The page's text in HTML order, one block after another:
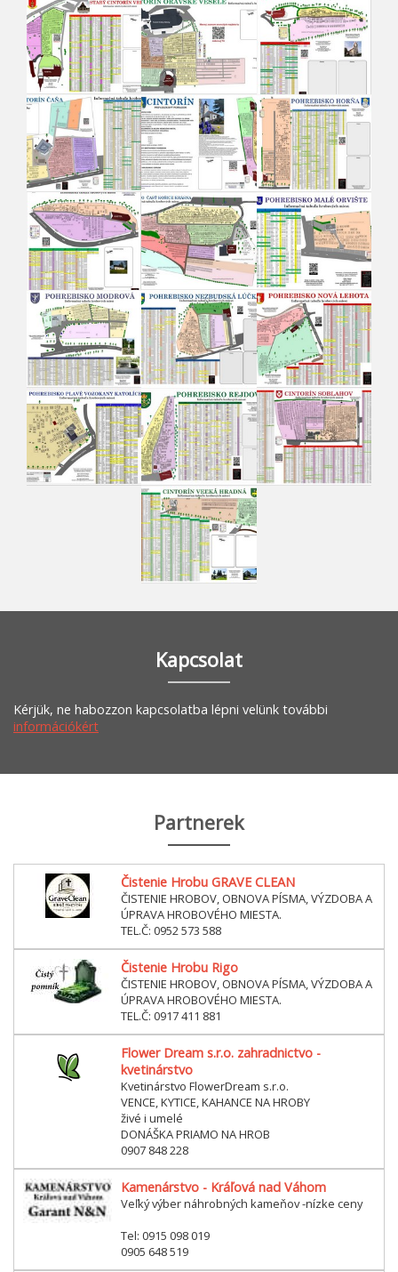
Kapcsolat
Kérjük, ne habozzon kapcsolatba lépni velünk további
információkért
Partnerek
Čistenie Hrobu GRAVE CLEAN
ČISTENIE HROBOV, OBNOVA PÍSMA, VÝZDOBA A
ÚPRAVA HROBOVÉHO MIESTA.
TEL.Č: 0952 573 588
Čistenie Hrobu Rigo
ČISTENIE HROBOV, OBNOVA PÍSMA, VÝZDOBA A
ÚPRAVA HROBOVÉHO MIESTA.
TEL.Č: 0917 411 881
Flower Dream s.r.o. zahradnictvo -
kvetinárstvo
Kvetinárstvo FlowerDream s.r.o.
VENCE, KYTICE, KAHANCE NA HROBY
živé i umelé
DONÁŠKA PRIAMO NA HROB
0907 848 228
Kamenárstvo - Kráľová nad Váhom
Veľký výber náhrobných kameňov -nízke ceny
Tel: 0915 098 019
0905 648 519